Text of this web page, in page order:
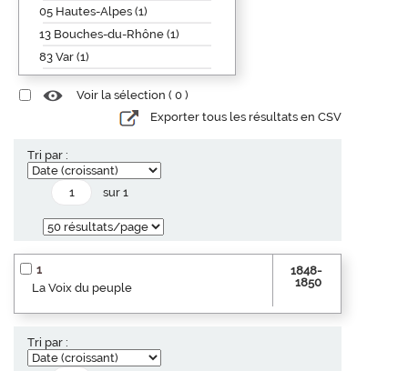
05 Hautes-Alpes (1)
13 Bouches-du-Rhône (1)
83 Var (1)
Voir la sélection ( 0 )
Exporter tous les résultats en CSV
Tri par :
sur 1
1
La Voix du peuple
1848-
1850
Tri par :